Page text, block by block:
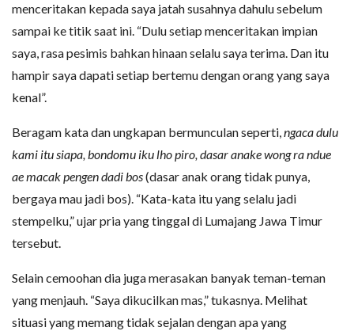
menceritakan kepada saya jatah susahnya dahulu sebelum
sampai ke titik saat ini. “Dulu setiap menceritakan impian
saya, rasa pesimis bahkan hinaan selalu saya terima. Dan itu
hampir saya dapati setiap bertemu dengan orang yang saya
kenal”.
Beragam kata dan ungkapan bermunculan seperti,ngaca dulu
kami itu siapa, bondomu iku lho piro, dasar anake wong ra ndue
ae macak pengen dadi bos(dasar anak orang tidak punya,
bergaya mau jadi bos). “Kata-kata itu yang selalu jadi
stempelku,” ujar pria yang tinggal di Lumajang Jawa Timur
tersebut.
Selain cemoohan dia juga merasakan banyak teman-teman
yang menjauh. “Saya dikucilkan mas,” tukasnya. Melihat
situasi yang memang tidak sejalan dengan apa yang